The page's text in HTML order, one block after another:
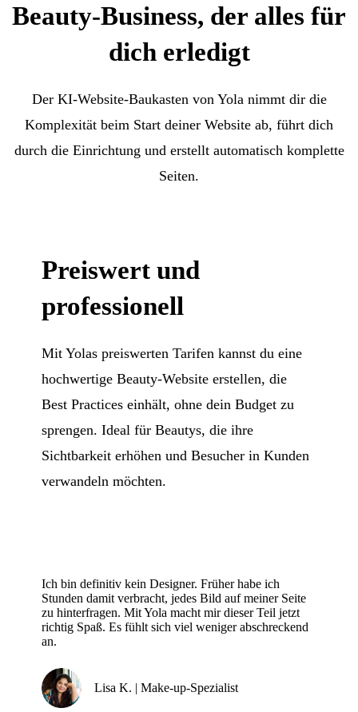
Beauty-Business, der alles für
dich erledigt
Der KI-Website-Baukasten von Yola nimmt dir die
Komplexität beim Start deiner Website ab, führt dich
durch die Einrichtung und erstellt automatisch komplette
Seiten.
Preiswert und
professionell
Mit Yolas preiswerten Tarifen kannst du eine
hochwertige Beauty-Website erstellen, die
Best Practices einhält, ohne dein Budget zu
sprengen. Ideal für Beautys, die ihre
Sichtbarkeit erhöhen und Besucher in Kunden
verwandeln möchten.
Ich bin definitiv kein Designer. Früher habe ich
Stunden damit verbracht, jedes Bild auf meiner Seite
zu hinterfragen. Mit Yola macht mir dieser Teil jetzt
richtig Spaß. Es fühlt sich viel weniger abschreckend
an.
Lisa K. | Make-up-Spezialist